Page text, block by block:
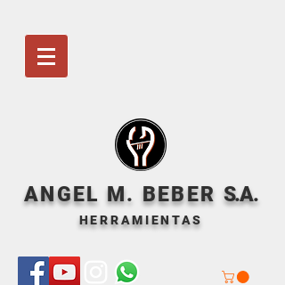
ANGEL M. BEBER S.A.
HERRAMIENTAS